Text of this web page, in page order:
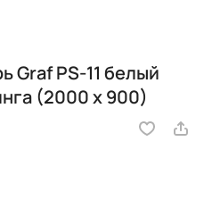
Graf PS-11 белый
(2000 х 900)